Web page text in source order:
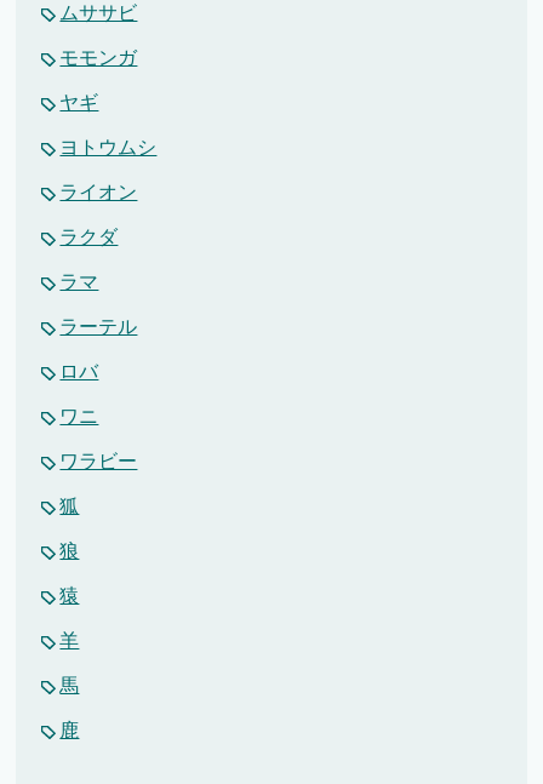
ムササビ
モモンガ
ヤギ
ヨトウムシ
ライオン
ラクダ
ラマ
ラーテル
ロバ
ワニ
ワラビー
狐
狼
猿
羊
馬
鹿